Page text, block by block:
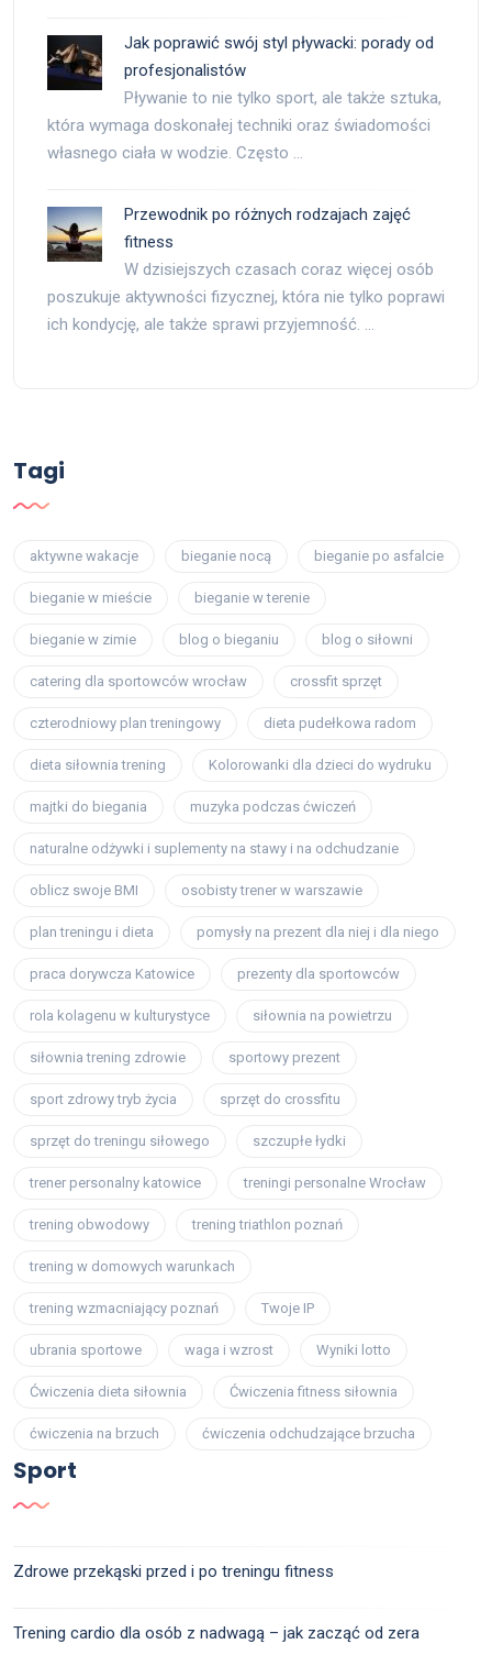
Jak poprawić swój styl pływacki: porady od
profesjonalistów
Pływanie to nie tylko sport, ale także sztuka,
która wymaga doskonałej techniki oraz świadomości
własnego ciała w wodzie. Często …
Przewodnik po różnych rodzajach zajęć
fitness
W dzisiejszych czasach coraz więcej osób
poszukuje aktywności fizycznej, która nie tylko poprawi
ich kondycję, ale także sprawi przyjemność. …
Tagi
aktywne wakacje bieganie nocą bieganie po asfalcie
bieganie w mieście bieganie w terenie
bieganie w zimie blog o bieganiu blog o siłowni
catering dla sportowców wrocław crossfit sprzęt
czterodniowy plan treningowy dieta pudełkowa radom
dieta siłownia trening Kolorowanki dla dzieci do wydruku
majtki do biegania muzyka podczas ćwiczeń
naturalne odżywki i suplementy na stawy i na odchudzanie
oblicz swoje BMI osobisty trener w warszawie
plan treningu i dieta pomysły na prezent dla niej i dla niego
praca dorywcza Katowice prezenty dla sportowców
rola kolagenu w kulturystyce siłownia na powietrzu
siłownia trening zdrowie sportowy prezent
sport zdrowy tryb życia sprzęt do crossfitu
sprzęt do treningu siłowego szczupłe łydki
trener personalny katowice treningi personalne Wrocław
trening obwodowy trening triathlon poznań
trening w domowych warunkach
trening wzmacniający poznań Twoje IP
ubrania sportowe waga i wzrost Wyniki lotto
Ćwiczenia dieta siłownia Ćwiczenia fitness siłownia
ćwiczenia na brzuch ćwiczenia odchudzające brzucha
Sport
Zdrowe przekąski przed i po treningu fitness
Trening cardio dla osób z nadwagą – jak zacząć od zera